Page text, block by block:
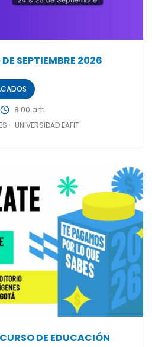
SEPTIEMBRE 2026
8:00 am
- UNIVERSIDAD EAFIT
DE EDUCACIÓN